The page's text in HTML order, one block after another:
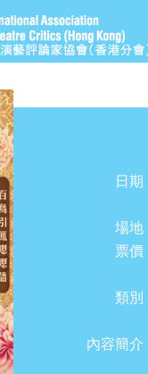
日期
場地
票價
類別
內容簡介